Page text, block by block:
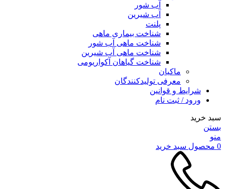
آب شور
آب شیرین
پلنت
شناخت بیماری ماهی
شناخت ماهی آب شور
شناخت ماهی آب شیرین
شناخت گیاهان آکواریومی
ماکیان
معرفی تولیدکنندگان
شرایط و قوانین
ورود / ثبت نام
سبد خرید
بستن
منو
0 محصول سبد خرید